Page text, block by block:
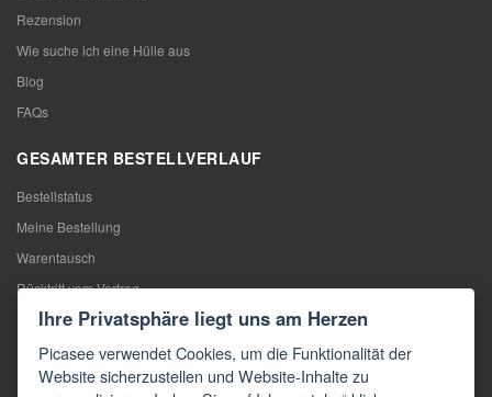
Rezension
Wie suche ich eine Hülle aus
Blog
FAQs
GESAMTER BESTELLVERLAUF
Bestellstatus
Meine Bestellung
Warentausch
Rücktritt vom Vertrag
Reklamation
KONTAKTE
Ihre Privatsphäre liegt uns am Herzen
Picasee verwendet Cookies, um die Funktionalität der
Website sicherzustellen und Website-Inhalte zu